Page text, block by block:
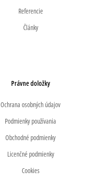
Referencie
Články
Právne doložky
Ochrana osobných údajov
Podmienky používania
Obchodné podmienky
Licenčné podmienky
Cookies